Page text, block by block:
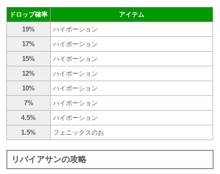
ドロップ確率
アイテム
19%
ハイポーション
17%
ハイポーション
15%
ハイポーション
12%
ハイポーション
10%
ハイポーション
7%
ハイポーション
4.5%
ハイポーション
1.5%
フェニックスのお
リバイアサンの攻略